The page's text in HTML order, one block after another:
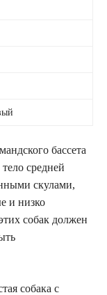
бассета
средней
скулами,
и низко
собак должен
собака с